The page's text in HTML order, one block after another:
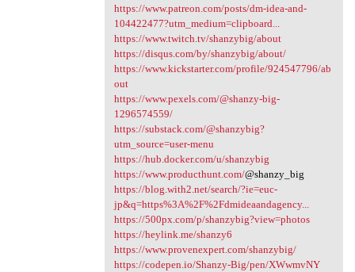
https://www.patreon.com/posts/dm-idea-and-
104422477?utm_medium=clipboard...
https://www.twitch.tv/shanzybig/about
https://disqus.com/by/shanzybig/about/
https://www.kickstarter.com/profile/924547796/ab
out
https://www.pexels.com/@shanzy-big-
1296574559/
https://substack.com/@shanzybig?
utm_source=user-menu
https://hub.docker.com/u/shanzybig
https://www.producthunt.com/@shanzy_big
https://blog.with2.net/search/?ie=euc-
jp&q=https%3A%2F%2Fdmideaandagency...
https://500px.com/p/shanzybig?view=photos
https://heylink.me/shanzy6
https://www.provenexpert.com/shanzybig/
https://codepen.io/Shanzy-Big/pen/XWwmvNY